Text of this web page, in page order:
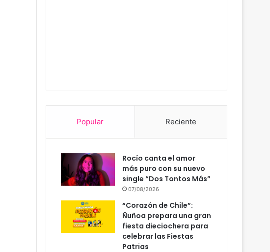
Popular Reciente
Rocío canta el amor
más puro con su nuevo
single “Dos Tontos Más”
07/08/2026
“Corazón de Chile”:
Ñuñoa prepara una gran
fiesta dieciochera para
celebrar las Fiestas
Patrias